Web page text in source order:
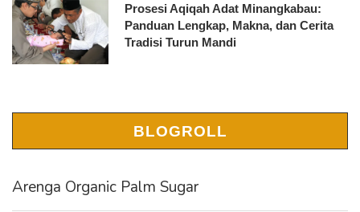
Prosesi Aqiqah Adat Minangkabau:
Panduan Lengkap, Makna, dan Cerita
Tradisi Turun Mandi
BLOGROLL
Arenga Organic Palm Sugar